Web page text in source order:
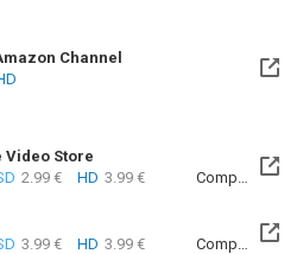
Channel
Video Store
2.99 € HD 3.99 € Compra: SD
3.99 € HD 3.99 € Compra: SD